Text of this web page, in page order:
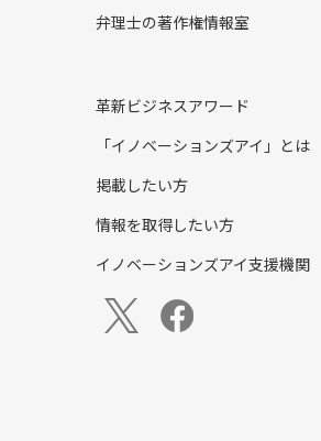
弁理士の著作権情報室
革新ビジネスアワード
「イノベーションズアイ」とは
掲載したい方
情報を取得したい方
イノベーションズアイ支援機関